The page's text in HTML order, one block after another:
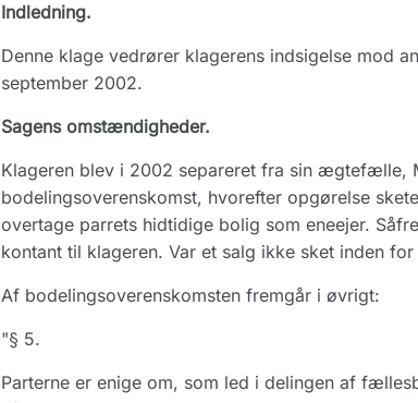
Indledning.
Denne klage vedrører klagerens indsigelse mod
september 2002.
Sagens omstændigheder.
Klageren blev i 2002 separeret fra sin ægtefælle,
bodelingsoverenskomst, hvorefter opgørelse
overtage parrets hidtidige bolig som eneejer.
kontant til klageren. Var et salg ikke sket inden
Af bodelingsoverenskomsten fremgår i øvrigt:
"§ 5.
Parterne er enige om, som led i delingen af